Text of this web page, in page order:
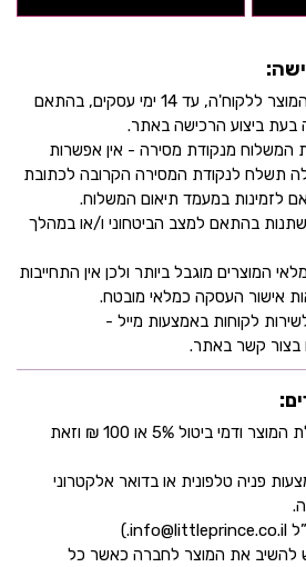
1. החברה תדאג לאספקת המוצר ללקוח'ה, עד 14 ימי עסקים, בהתאם
בעת ביצוע הרכישה באתר.
המשלוח מנקודת מסירה - אין אפשרות
תשלח לנקודת המסירה הקרובה לכתובת
לזמינות במעמד תיאום המשלוח.
בהתאם למצב הביטחוני ו/או במהלך
המוצרים מוגבל ביותר ולכן אין התחייבות
אישור העסקה כמלאי מובטח.
לקוחות באמצעות מייל -
מדיניות ביטול היא מיום קבלת המוצר ודמי ביטול 5% או 100 ₪ וזאת
פניה טלפונית או בדואר אלקטרוני
להשיב את המוצר לחברה כאשר כל